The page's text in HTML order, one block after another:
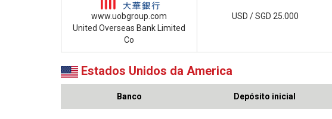
www.uobgroup.com
United Overseas Bank Limited
Co
USD / SGD 25.000
Estados Unidos da America
Banco Depósito inicial